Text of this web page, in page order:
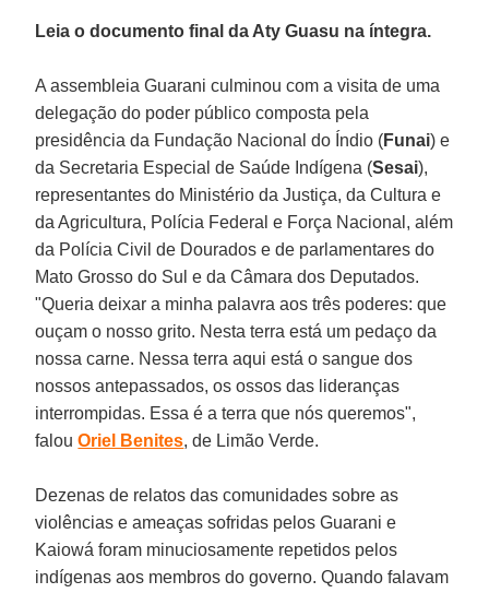
Leia o documento final da Aty Guasu na íntegra.
A assembleia Guarani culminou com a visita de uma
delegação do poder público composta pela
presidência da Fundação Nacional do Índio (Funai) e
da Secretaria Especial de Saúde Indígena (Sesai),
representantes do Ministério da Justiça, da Cultura e
da Agricultura, Polícia Federal e Força Nacional, além
da Polícia Civil de Dourados e de parlamentares do
Mato Grosso do Sul e da Câmara dos Deputados.
"Queria deixar a minha palavra aos três poderes: que
ouçam o nosso grito. Nesta terra está um pedaço da
nossa carne. Nessa terra aqui está o sangue dos
nossos antepassados, os ossos das lideranças
interrompidas. Essa é a terra que nós queremos",
falouOriel Benites, de Limão Verde.
Dezenas de relatos das comunidades sobre as
violências e ameaças sofridas pelos Guarani e
Kaiowá foram minuciosamente repetidos pelos
indígenas aos membros do governo. Quando falavam